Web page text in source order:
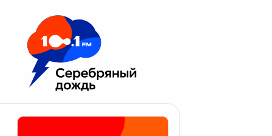
Москва 100.1 FM
Апатиты